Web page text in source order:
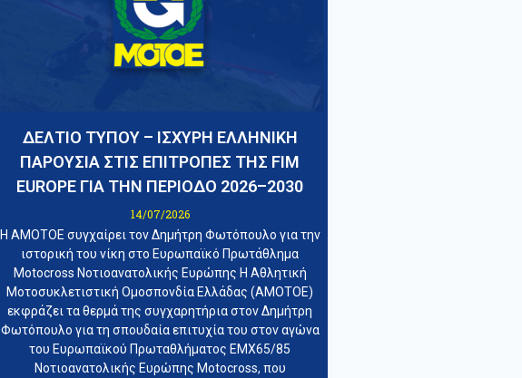
ΔΕΛΤΙΟ ΤΥΠΟΥ – ΙΣΧΥΡΗ ΕΛΛΗΝΙΚΗ
ΠΑΡΟΥΣΙΑ ΣΤΙΣ ΕΠΙΤΡΟΠΕΣ ΤΗΣ FIM
EUROPE ΓΙΑ ΤΗΝ ΠΕΡΙΟΔΟ 2026–2030
14/07/2026
Η ΑΜΟΤΟΕ συγχαίρει τον Δημήτρη Φωτόπουλο για την
ιστορική του νίκη στο Ευρωπαϊκό Πρωτάθλημα
Motocross Νοτιοανατολικής Ευρώπης Η Αθλητική
Μοτοσυκλετιστική Ομοσπονδία Ελλάδας (ΑΜΟΤΟΕ)
εκφράζει τα θερμά της συγχαρητήρια στον Δημήτρη
Φωτόπουλο για τη σπουδαία επιτυχία του στον αγώνα
του Ευρωπαϊκού Πρωταθλήματος EMX65/85
Νοτιοανατολικής Ευρώπης Motocross, που